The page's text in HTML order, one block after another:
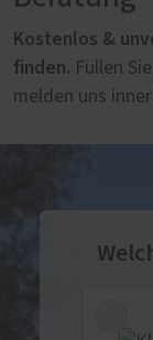
Kostenlos &
finden. Füllen
melden uns